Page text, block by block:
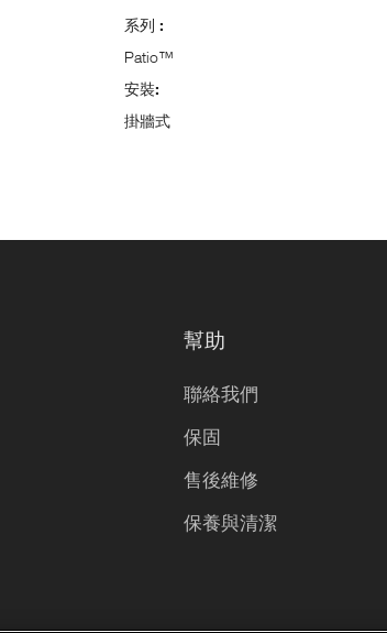
系列 :
Patio™
安裝:
掛牆式
幫助
聯絡我們
保固
售後維修
保養與清潔